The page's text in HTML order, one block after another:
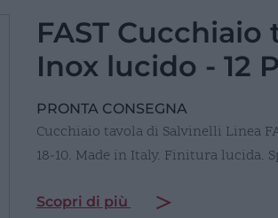
FAST Cucchiaio
Inox lucido - 12
PRONTA CONSEGNA
Cucchiaio tavola di Salvinelli Linea
18-10. Made in Italy. Finitura lucida.
Scopri di più